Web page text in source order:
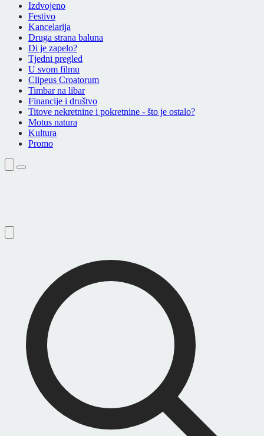
Izdvojeno
Festivo
Kancelarija
Druga strana baluna
Di je zapelo?
Tjedni pregled
U svom filmu
Clipeus Croatorum
Timbar na libar
Financije i društvo
Titove nekretnine i pokretnine - što je ostalo?
Motus natura
Kultura
Promo